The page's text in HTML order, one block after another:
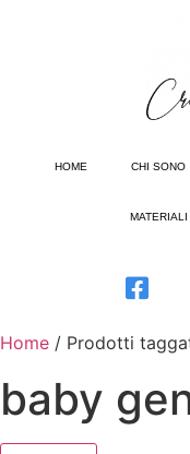
HOME CHI SONO
MATERIALI
Home / Prodotti
baby